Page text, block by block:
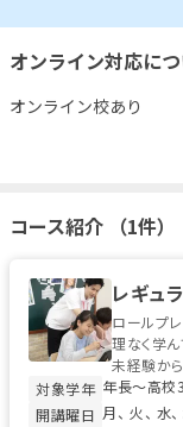
オンライン対応に
オンライン校あり
コース紹介 （1件）
レギュ
ロールプ
理なく学ん
未経験か
対象学年 年長〜高校
開講曜日 月 火 水